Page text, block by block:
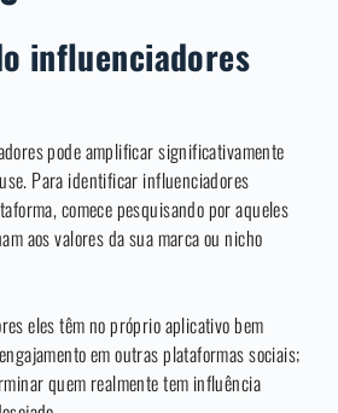
influenciadores
pode amplificar significativamente
Para identificar influenciadores
comece pesquisando por aqueles
aos valores da sua marca ou nicho
eles têm no próprio aplicativo bem
em outras plataformas sociais;
quem realmente tem influência